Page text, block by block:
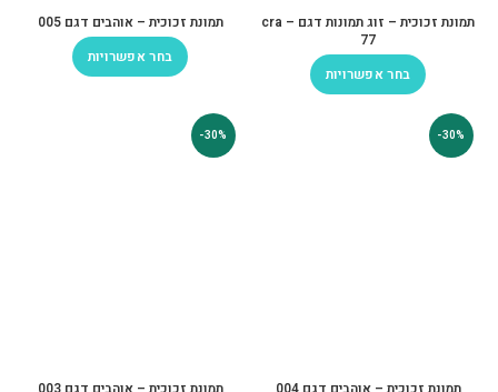
תמונת זכוכית – זוג תמונות דגם cra –
77
בחר אפשרויות
תמונת זכוכית – אוהבים דגם 005
בחר אפשרויות
-30%
-30%